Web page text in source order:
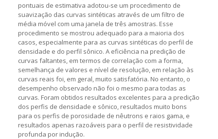
pontuais de estimativa adotou-se um procedimento de
suavização das curvas sintéticas através de um filtro de
média móvel com uma janela de três amostras. Esse
procedimento se mostrou adequado para a maioria dos
casos, especialmente para as curvas sintéticas do perfil de
densidade e do perfil sônico. A eficiência na predição de
curvas faltantes, em termos de correlação com a forma,
semelhança de valores e nível de resolução, em relação às
curvas reais foi, em geral, muito satisfatória. No entanto, o
desempenho observado não foi o mesmo para todas as
curvas. Foram obtidos resultados excelentes para a predição
dos perfis de densidade e sônico, resultados muito bons
para os perfis de porosidade de nêutrons e raios gama, e
resultados apenas razoáveis para o perfil de resistividade
profunda por indução.